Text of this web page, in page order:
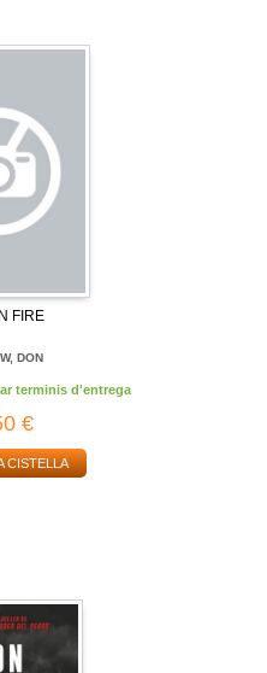
FIRE
DON
terminis d'entrega
€
CISTELLA